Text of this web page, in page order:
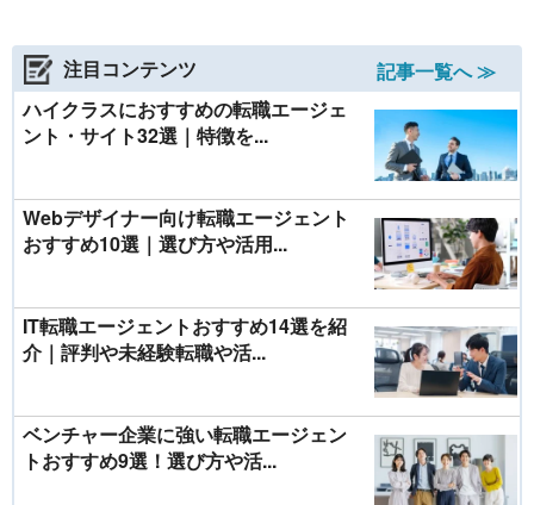
注目コンテンツ
記事一覧へ ≫
ハイクラスにおすすめの転職エージェ
ント・サイト32選｜特徴を...
Webデザイナー向け転職エージェント
おすすめ10選｜選び方や活用...
IT転職エージェントおすすめ14選を紹
介｜評判や未経験転職や活...
ベンチャー企業に強い転職エージェン
トおすすめ9選！選び方や活...